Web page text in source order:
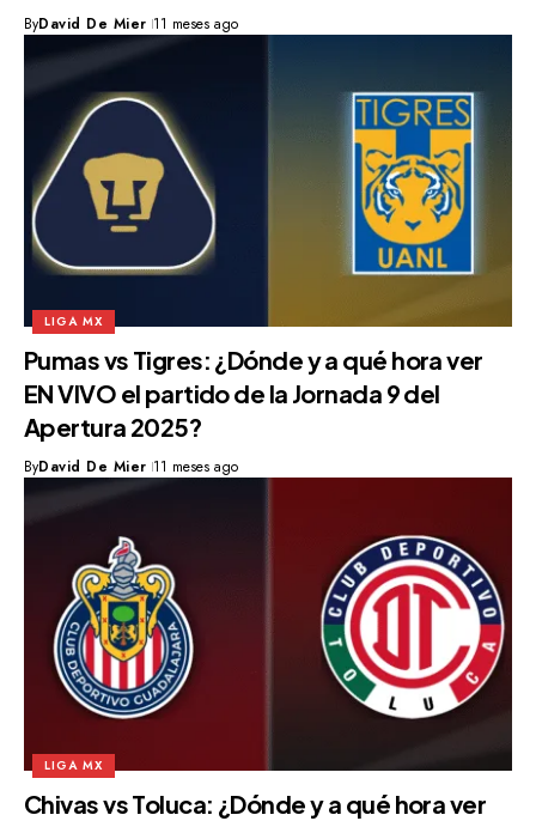
ByDavid De Mier 11 meses ago
LIGA MX
Pumas vs Tigres: ¿Dónde y a qué hora ver
EN VIVO el partido de la Jornada 9 del
Apertura 2025?
ByDavid De Mier 11 meses ago
LIGA MX
Chivas vs Toluca: ¿Dónde y a qué hora ver